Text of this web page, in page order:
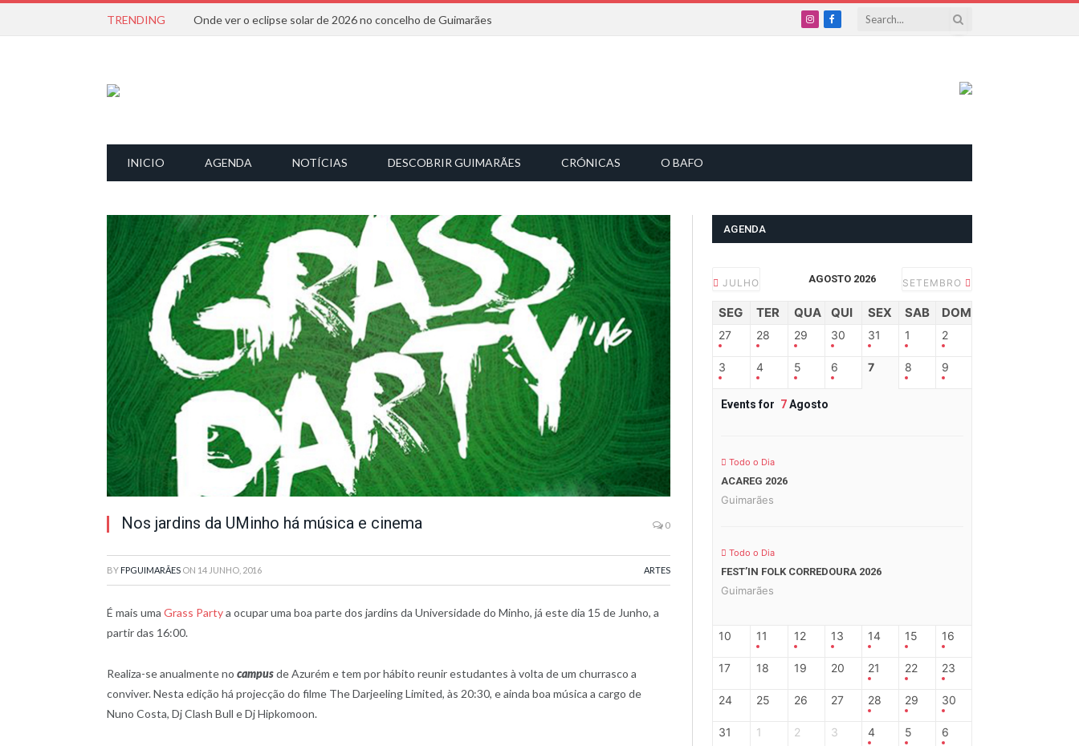
TRENDING Onde ver o eclipse solar de 2026 no concelho de Guimarães
InstagramFacebook
INICIO AGENDA NOTÍCIAS DESCOBRIR GUIMARÃES CRÓNICAS O BAFO
Nos jardins da UMinho há música e cinema 0
BY FPGUIMARÃES ON 14 JUNHO, 2016 ARTES
É mais uma Grass Partya ocupar uma boa parte dos jardins da Universidade do Minho, já este dia 15 de Junho, a
partir das 16:00.
Realiza-se anualmente no campusde Azurém e tem por hábito reunir estudantes à volta de um churrasco a
conviver. Nesta edição há projecção do filme The Darjeeling Limited, às 20:30, e ainda boa música a cargo de
Nuno Costa, Dj Clash Bull e Dj Hipkomoon.
AGENDA
JULHO AGOSTO 2026 SETEMBRO
SEG TER QUA QUI SEX SAB DOM
27 28 29 30 31 1 2
3 4 5 6 7 8 9
Events for 7Agosto
Todo o Dia
ACAREG 2026
Guimarães
Todo o Dia
FEST’IN FOLK CORREDOURA 2026
Guimarães
10 11 12 13 14 15 16
17 18 19 20 21 22 23
24 25 26 27 28 29 30
31 1 2 3 4 5 6